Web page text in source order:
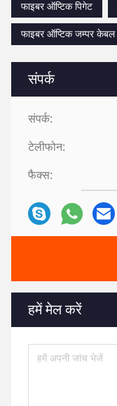
संपर्क
संपर्क:
टेलीफोन:
फैक्स:
हमें मेल करें
फाइबर ऑप्टिक पिगेट
फाइबर ऑप्टिक जम्पर केबल